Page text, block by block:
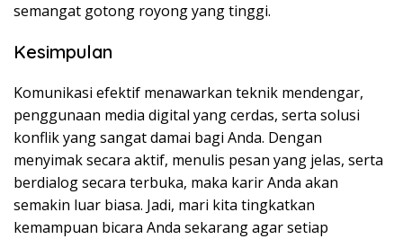
semangat gotong royong yang tinggi.
Kesimpulan
Komunikasi efektif menawarkan teknik mendengar,
penggunaan media digital yang cerdas, serta solusi
konflik yang sangat damai bagi Anda. Dengan
menyimak secara aktif, menulis pesan yang jelas, serta
berdialog secara terbuka, maka karir Anda akan
semakin luar biasa. Jadi, mari kita tingkatkan
kemampuan bicara Anda sekarang agar setiap